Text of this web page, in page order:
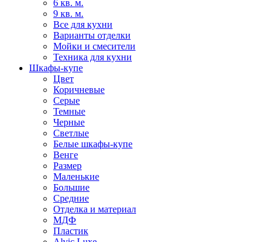
6 кв. м.
9 кв. м.
Все для кухни
Варианты отделки
Мойки и смесители
Техника для кухни
Шкафы-купе
Цвет
Коричневые
Серые
Темные
Черные
Светлые
Белые шкафы-купе
Венге
Размер
Маленькие
Большие
Средние
Отделка и материал
МДФ
Пластик